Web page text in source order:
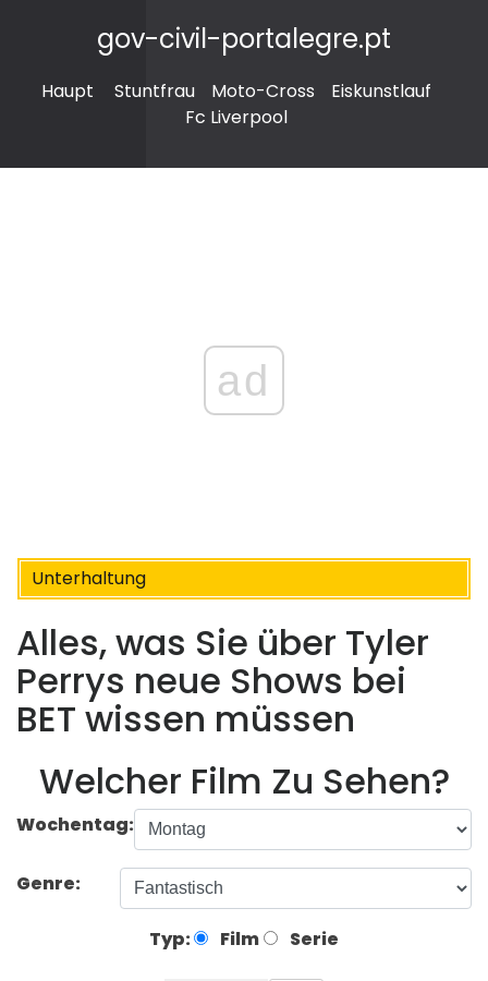
gov-civil-portalegre.pt
Haupt Stuntfrau Moto-Cross
Eiskunstlauf
Fc Liverpool
ad
Unterhaltung
Alles, was Sie über Tyler
Perrys neue Shows bei
BET wissen müssen
Welcher Film Zu Sehen?
Wochentag:
Genre:
Typ: Film Serie